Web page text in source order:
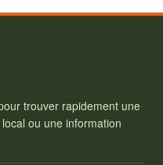
trouver rapidement une
ou une information